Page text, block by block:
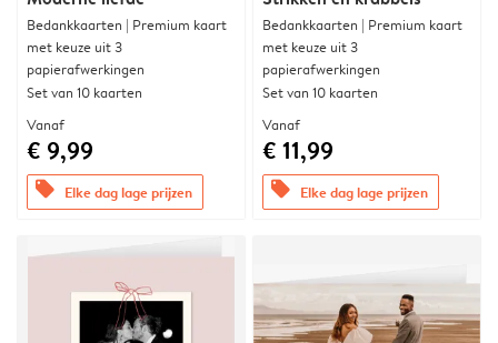
Bedankkaarten | Premium kaart
met keuze uit 3
papierafwerkingen
Set van 10 kaarten
Vanaf
€ 9,99
offers Elke dag lage prijzen
Bedankkaarten | Premium kaart
met keuze uit 3
papierafwerkingen
Set van 10 kaarten
Vanaf
€ 11,99
offers Elke dag lage prijzen